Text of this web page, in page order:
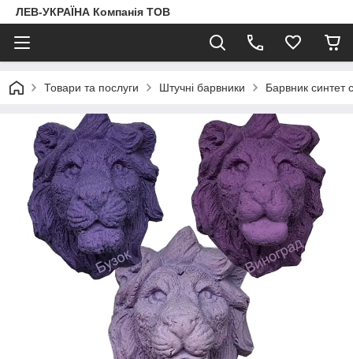
ЛЕВ-УКРАЇНА Компанія ТОВ
Товари та послуги Штучні барвники Барвник синтет